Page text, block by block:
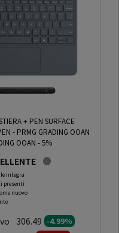
+ PEN SURFACE
OOAN - 5%
integra
presenti
nuovo
306.49 -4.99%